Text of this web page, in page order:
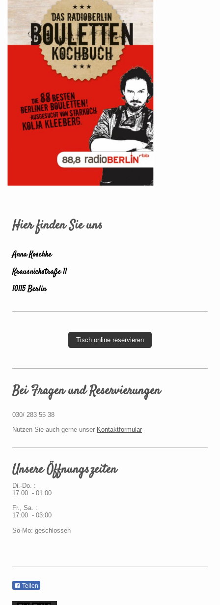
Hier finden Sie uns
Anna Koschke
Krausnickstraße 11
10115 Berlin
Tisch online reservieren
Bei Fragen und Reservierungen
030/ 283 55 38
Nutzen Sie auch gerne unser Kontaktformular
Unsere Öffnungszeiten
Di.-Do. :
17:00 - 01:00
Fr., Sa. :
17:00 - 03:00
So-Mo: geschlossen
Teilen